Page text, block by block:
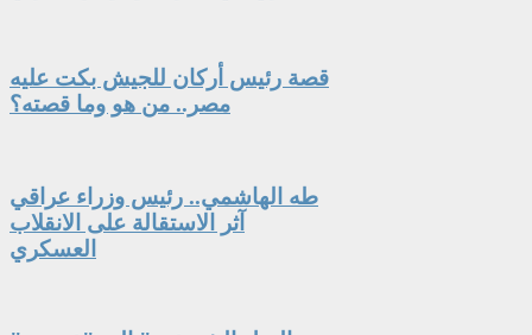
قصة رئيس أركان للجيش بكت عليه
مصر.. من هو وما قصته؟
طه الهاشمي.. رئيس وزراء عراقي
آثر الاستقالة على الانقلاب
العسكري